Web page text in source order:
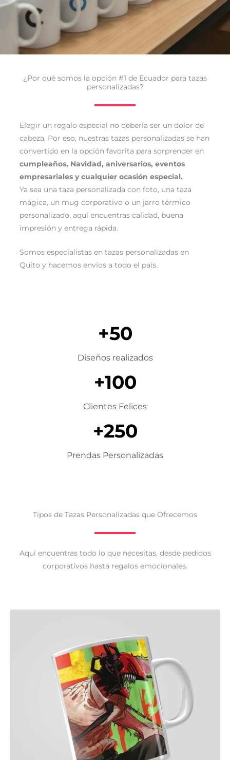
¿Por qué somos la opción #1 de Ecuador para tazas
personalizadas?
Elegir un regalo especial no debería ser un dolor de
cabeza. Por eso, nuestras tazas personalizadas se han
convertido en la opción favorita para sorprender en
cumpleaños, Navidad, aniversarios, eventos
empresariales y cualquier ocasión especial.
Ya sea una taza personalizada con foto, una taza
mágica, un mug corporativo o un jarro térmico
personalizado, aquí encuentras calidad, buena
impresión y entrega rápida.
Somos especialistas en tazas personalizadas en
Quito y hacemos envíos a todo el país.
+50
Diseños realizados
+100
Clientes Felices
+250
Prendas Personalizadas
Tipos de Tazas Personalizadas que Ofrecemos
Aquí encuentras todo lo que necesitas, desde pedidos
corporativos hasta regalos emocionales.